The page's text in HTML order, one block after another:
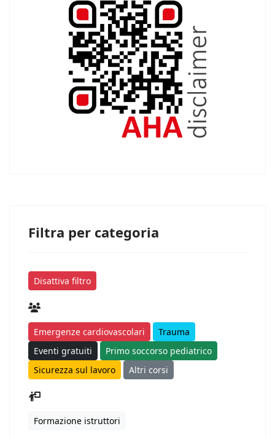
Filtra per categoria
Disattiva filtro
Emergenze cardiovascolari
Trauma
Eventi gratuiti
Primo soccorso pediatrico
Sicurezza sul lavoro
Altri corsi
Formazione istruttori